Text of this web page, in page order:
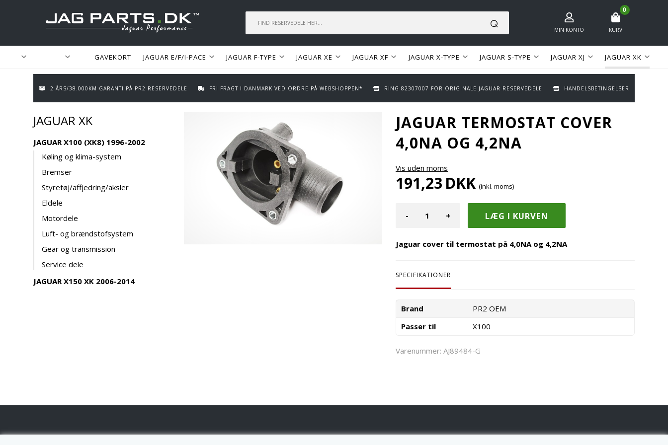
MIN KONTO
0
KURV
GAVEKORT JAGUAR E/F/I-PACE JAGUAR F-TYPE JAGUAR XE JAGUAR XF JAGUAR X-TYPE JAGUAR S-TYPE JAGUAR XJ JAGUAR XK
2 ÅRS/38.000KM GARANTI PÅ PR2 RESERVEDELE FRI FRAGT I DANMARK VED ORDRE PÅ WEBSHOPPEN* RING 82307007 FOR ORIGINALE JAGUAR RESERVEDELE HANDELSBETINGELSER
JAGUAR XK
JAGUAR X100 (XK8) 1996-2002
Køling og klima-system
Bremser
Styretøj/affjedring/aksler
Eldele
Motordele
Luft- og brændstofsystem
Gear og transmission
Service dele
JAGUAR X150 XK 2006-2014
JAGUAR TERMOSTAT COVER
4,0NA OG 4,2NA
Vis uden moms
191,23 DKK (inkl. moms)
- +
Jaguar cover til termostat på 4,0NA og 4,2NA
SPECIFIKATIONER
Brand
PR2 OEM
Passer til
X100
Varenummer: AJ89484-G